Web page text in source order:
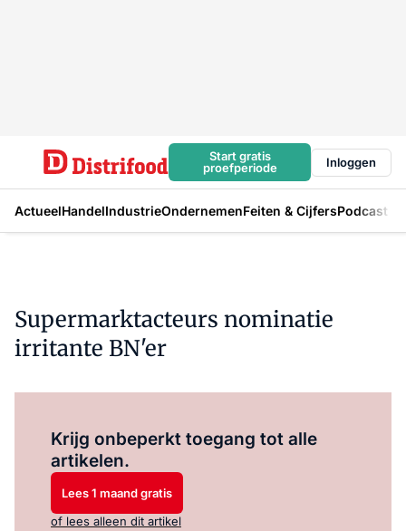
Start gratis
proefperiode
Inloggen
ActueelHandelIndustrieOndernemenFeiten & CijfersPodcast
Supermarktacteurs nominatie
irritante BN'er
Krijg onbeperkt toegang tot alle
artikelen.
Lees 1 maand gratis
of lees alleen dit artikel